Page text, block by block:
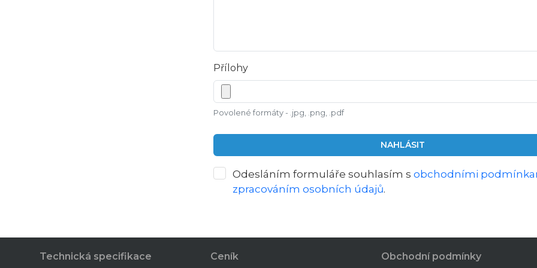
Přílohy
Povolené formáty - .jpg, .png, .pdf
NAHLÁSIT
Odesláním formuláře souhlasím s obchodními
zpracováním osobních údajů.
Technická specifikace Ceník Obchodní podmínky